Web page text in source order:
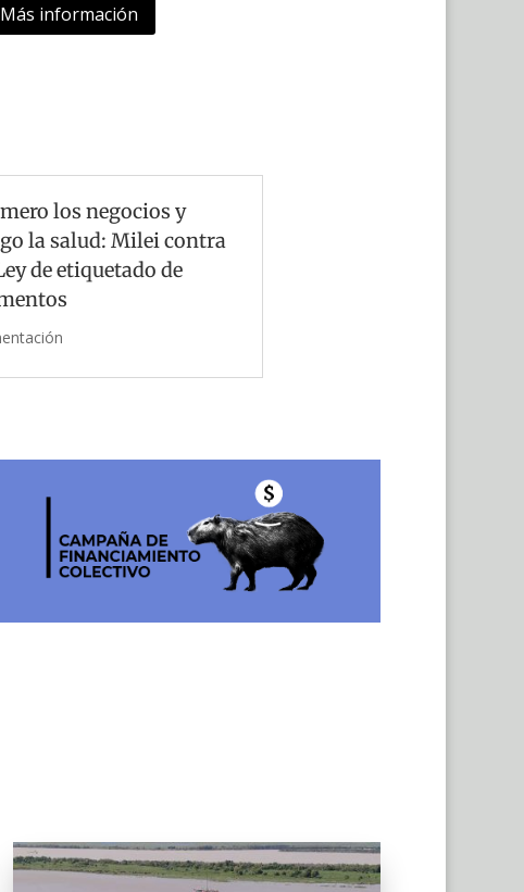
Más información
los negocios y
la salud: Milei contra
de etiquetado de